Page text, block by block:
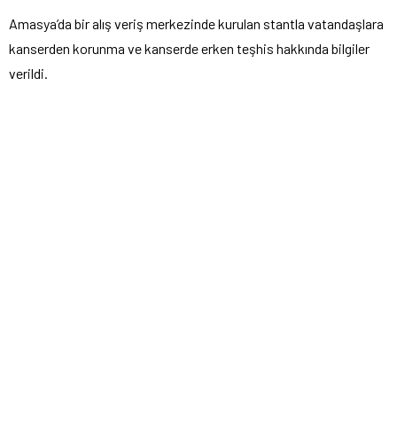
Amasya’da bir alış veriş merkezinde kurulan stantla vatandaşlara
kanserden korunma ve kanserde erken teşhis hakkında bilgiler
verildi.